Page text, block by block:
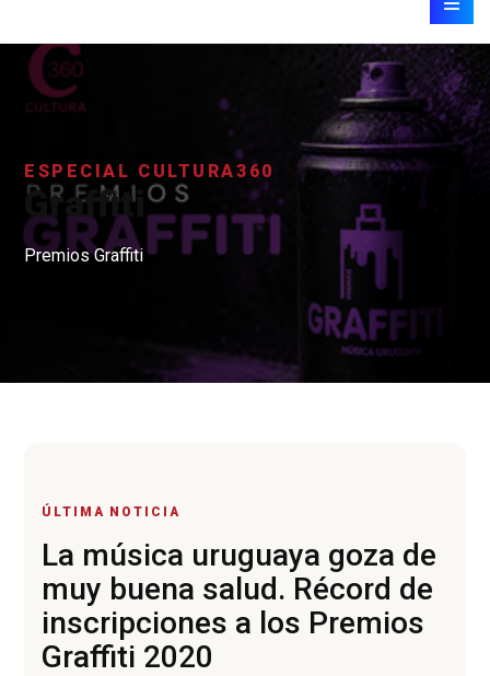
ESPECIAL CULTURA360
Graffiti
Premios Graffiti
ÚLTIMA NOTICIA
La música uruguaya goza de
muy buena salud. Récord de
inscripciones a los Premios
Graffiti 2020